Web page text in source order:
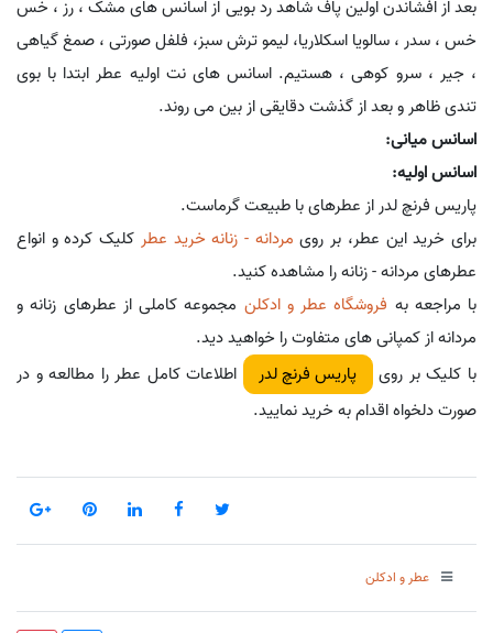
بعد از افشاندن اولین پاف شاهد رد بویی از اسانس های مشک ، رز ، خس
خس ، سدر ، سالویا اسکلاریا، لیمو ترش سبز، فلفل صورتی ، صمغ گیاهی
، جیر ، سرو کوهی ، هستیم. اسانس های نت اولیه عطر ابتدا با بوی
تندی ظاهر و بعد از گذشت دقایقی از بین می روند.
اسانس میانی:
اسانس اولیه:
پاریس فرنچ لدر از عطرهای با طبیعت گرماست.
برای خرید این عطر، بر روی مردانه - زنانه خرید عطر کلیک کرده و انواع
عطرهای مردانه - زنانه را مشاهده کنید.
با مراجعه به فروشگاه عطر و ادکلن مجموعه کاملی از عطرهای زنانه و
مردانه از کمپانی های متفاوت را خواهید دید.
با کلیک بر روی
پاریس فرنچ لدر
اطلاعات کامل عطر را مطالعه و در
صورت دلخواه اقدام به خرید نمایید.
عطر و ادکلن